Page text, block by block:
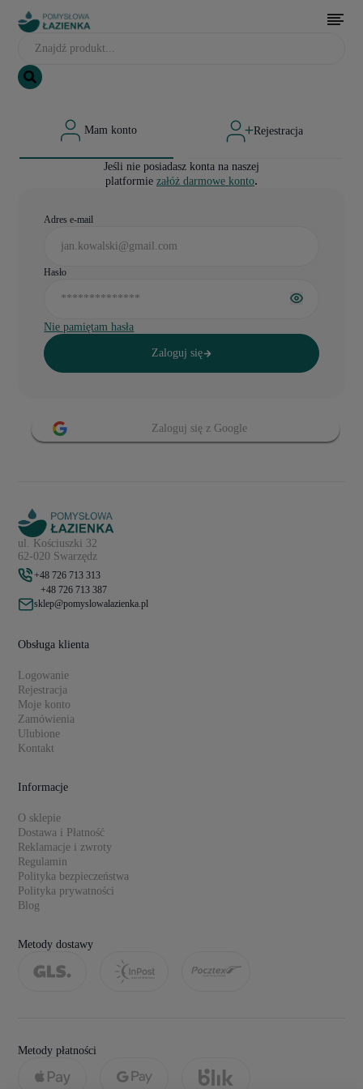
Mam konto Rejestracja
Jeśli nie posiadasz konta na naszej
platformie załóż darmowe konto.
Adres e-mail
Hasło
Nie pamiętam hasła
Zaloguj się
Zaloguj się z Google
ul. Kościuszki 32
62-020 Swarzędz
+48 726 713 313
+48 726 713 387
sklep@pomyslowalazienka.pl
Obsługa klienta
Logowanie
Rejestracja
Moje konto
Zamówienia
Ulubione
Kontakt
Informacje
O sklepie
Dostawa i Płatność
Reklamacje i zwroty
Regulamin
Polityka bezpieczeństwa
Polityka prywatności
Blog
Metody dostawy
Metody płatności